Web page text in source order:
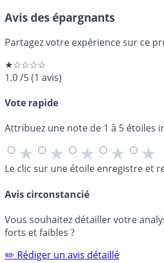
Avis des épargnants
Partagez votre expérience sur ce
★☆☆☆☆
1.0/5(1 avis)
Vote rapide
Attribuez une note de 1 à 5 étoiles
★ ★ ★ ★ ★
Le clic sur une étoile enregistre et
Avis circonstancié
Vous souhaitez détailler votre
forts et faibles ?
✏️ Rédiger un avis détaillé